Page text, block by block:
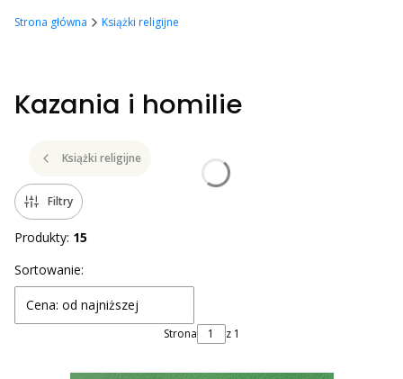
Strona główna Książki religijne
Kazania i homilie
Książki religijne
Filtry
Produkty: 15
Lista produktów
Sortowanie:
Cena: od najniższej
Strona z 1